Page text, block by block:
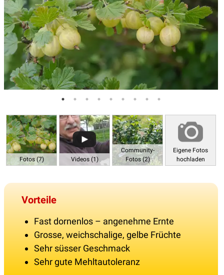
Fotos (7) Videos (1)
Community-
Fotos (2)
Eigene Fotos
hochladen
Vorteile
Fast dornenlos – angenehme Ernte
Grosse, weichschalige, gelbe Früchte
Sehr süsser Geschmack
Sehr gute Mehltautoleranz